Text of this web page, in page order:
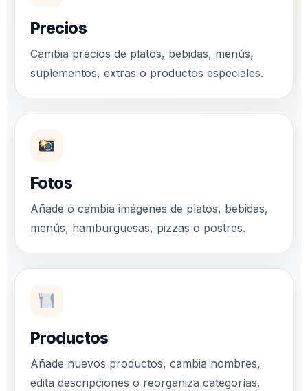
Precios
Cambia precios de platos, bebidas, menús,
suplementos, extras o productos especiales.
Fotos
Añade o cambia imágenes de platos, bebidas,
menús, hamburguesas, pizzas o postres.
Productos
Añade nuevos productos, cambia nombres,
edita descripciones o reorganiza categorías.